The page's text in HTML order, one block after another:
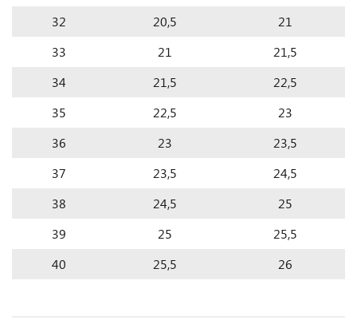
32
20,5
21
33
21
21,5
34
21,5
22,5
35
22,5
23
36
23
23,5
37
23,5
24,5
38
24,5
25
39
25
25,5
40
25,5 26